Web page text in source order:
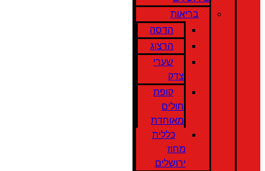
בריאות
הדסה
הרצוג
שערי
צדק
קופת
חולים
מאוחדת
כללית
מחוז
ירושלים